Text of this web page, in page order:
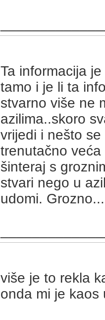
Ta informacija
tamo i je li ta
stvarno više ne
azilima..skoro
vrijedi i nešto
trenutačno
šinteraj s
stvari nego u
udomi. Grozno...
više je to rekla
onda mi je kaos